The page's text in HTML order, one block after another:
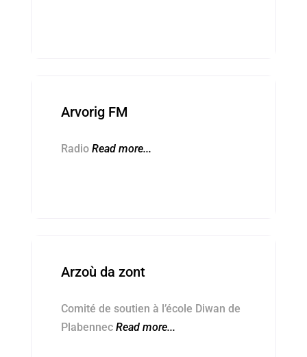
Arvorig FM
RadioRead more...
Arzoù da zont
Comité de soutien à l’école Diwan de
PlabennecRead more...